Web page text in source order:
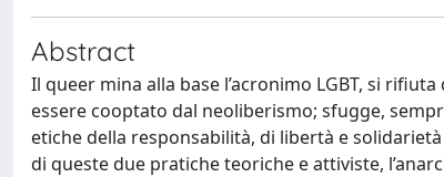
Abstract
Il queer mina alla base l’acronimo LGBT, si
essere cooptato dal neoliberismo; sfugge,
etiche della responsabilità, di libertà e
di queste due pratiche teoriche e attiviste,